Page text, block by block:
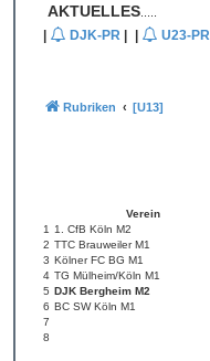
AKTUELLES
| DJK-PR | | U23-PR
Rubriken [U13]
Verein
1
1. CfB Köln M2
2 TTC Brauweiler M1
3 Kölner FC BG M1
4 TG Mülheim/Köln M1
5 DJK Bergheim M2
6 BC SW Köln M1
7
8